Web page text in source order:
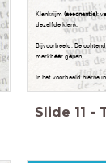
Klankrijm (assonantie):
dezelfde klank.
Bijvoorbeeld: De
merkbaar gapen
In het voorbeeld hierna
Slide 11 -